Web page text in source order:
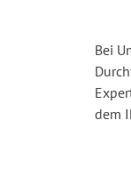
Bei
dem